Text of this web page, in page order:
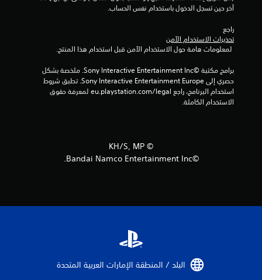
آخر حين تسجل الدخول باستخدام نفس الحساب.
راجع
تحذيرات الاستخدام الآمن
الاستخدام الكاملة.
©︎ KH/S, MP
©Bandai Namco Entertainment Inc.
البلد / المنطقة الإمارات العربية المتحدة‏